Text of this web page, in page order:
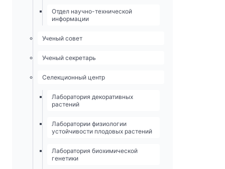
Отдел научно-технической
информации
Ученый совет
Ученый секретарь
Селекционный центр
Лаборатория декоративных
растений
Лаборатории физиологии
устойчивости плодовых растений
Лаборатория биохимической
генетики